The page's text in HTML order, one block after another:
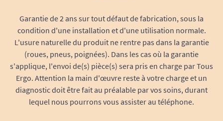
Les personnes atteintes d’arthrose des
doigts, des poignets ou des épaules
Celles souffrant de rhumatismes ou de
maladies neurologiques limitant la
préhension (Parkinson, SLA…)
Après une opération du membre supérieur
(prothèse, fracture…)
Garantie de 2 ans sur tout défaut de fabrication, sous la
condition d'une installation et d'une utilisation normale.
L'usure naturelle du produit ne rentre pas dans la garantie
(roues, pneus, poignées). Dans les cas où la garantie
s'applique, l'envoi de(s) pièce(s) sera pris en charge par Tous
Ergo. Attention la main d'œuvre reste à votre charge et un
diagnostic doit être fait au préalable par vos soins, durant
lequel nous pourrons vous assister au téléphone.